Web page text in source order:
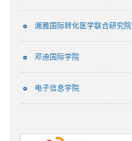
湘雅国际转化医学联合研究院
邓迪国际学院
电子信息学院